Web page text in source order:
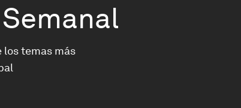
Semanal
los temas más